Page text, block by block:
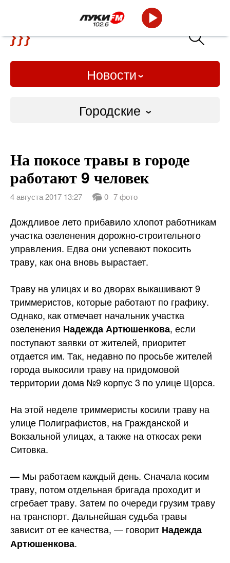
Новости
Городские
Слово Дело
Народные
На покосе травы в городе
работают 9 человек
4 августа 2017 13:27 0 7 фото
Дождливое лето прибавило хлопот работникам
участка озеленения дорожно-строительного
управления. Едва они успевают покосить
траву, как она вновь вырастает.
Траву на улицах и во дворах выкашивают 9
триммеристов, которые работают по графику.
Однако, как отмечает начальник участка
озеленения Надежда Артюшенкова, если
поступают заявки от жителей, приоритет
отдается им. Так, недавно по просьбе жителей
города выкосили траву на придомовой
территории дома №9 корпус 3 по улице Щорса.
На этой неделе триммеристы косили траву на
улице Полиграфистов, на Гражданской и
Вокзальной улицах, а также на откосах реки
Ситовка.
— Мы работаем каждый день. Сначала косим
траву, потом отдельная бригада проходит и
сгребает траву. Затем по очереди грузим траву
на транспорт. Дальнейшая судьба травы
зависит от ее качества, — говорит Надежда
Артюшенкова.